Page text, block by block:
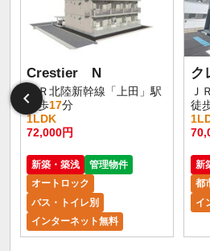
Crestier N
ＪＲ北陸新幹線「上田」駅
徒歩17分
1LDK
72,000円
新築・築浅
管理物件
オートロック
バス・トイレ別
インターネット無料
ク
Ｊ
徒
新
都
イ